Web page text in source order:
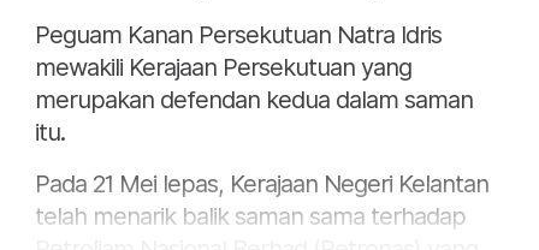
Peguam Kanan Persekutuan Natra Idris
mewakili Kerajaan Persekutuan yang
merupakan defendan kedua dalam saman
itu.
Pada 21 Mei lepas, Kerajaan Negeri Kelantan
telah menarik balik saman sama terhadap